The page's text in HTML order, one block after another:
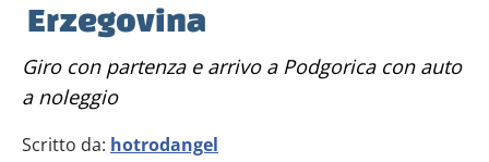
Erzegovina
Giro con partenza e arrivo a Podgorica con auto
a noleggio
Scritto da: hotrodangel